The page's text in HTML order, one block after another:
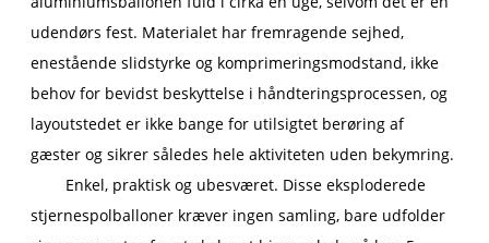
udendørs fest. Materialet har fremragende sejhed,
enestående slidstyrke og komprimeringsmodstand, ikke
behov for bevidst beskyttelse i håndteringsprocessen, og
layoutstedet er ikke bange for utilsigtet berøring af
gæster og sikrer således hele aktiviteten uden bekymring.
Enkel, praktisk og ubesværet. Disse eksploderede
stjernespolballoner kræver ingen samling, bare udfolder